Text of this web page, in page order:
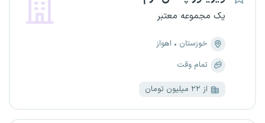
یک مجموعه معتبر
خوزستان
اهواز
تمام وقت
از ۲۲ میلیون تومان